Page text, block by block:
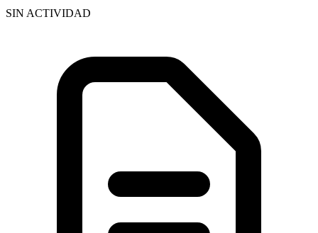
SIN ACTIVIDAD